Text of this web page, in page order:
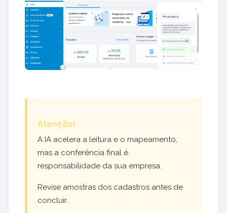
Atenção!
A IA acelera a leitura e o mapeamento,
mas a conferência final é
responsabilidade da sua empresa.
Revise amostras dos cadastros antes de
concluir.